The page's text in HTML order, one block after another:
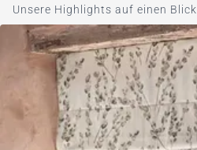
Unsere Highlights auf einen Blick